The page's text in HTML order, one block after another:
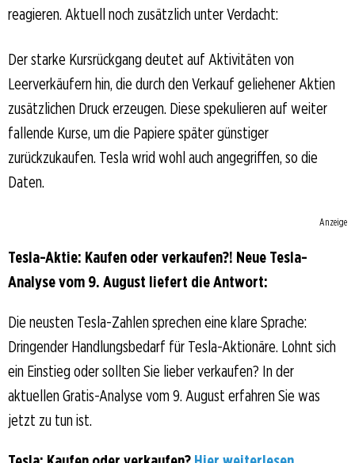
reagieren. Aktuell noch zusätzlich unter Verdacht:
Der starke Kursrückgang deutet auf Aktivitäten von
Leerverkäufern hin, die durch den Verkauf geliehener Aktien
zusätzlichen Druck erzeugen. Diese spekulieren auf weiter
fallende Kurse, um die Papiere später günstiger
zurückzukaufen. Tesla wrid wohl auch angegriffen, so die
Daten.
Anzeige
Tesla-Aktie: Kaufen oder verkaufen?! Neue Tesla-
Analyse vom 9. August liefert die Antwort:
Die neusten Tesla-Zahlen sprechen eine klare Sprache:
Dringender Handlungsbedarf für Tesla-Aktionäre. Lohnt sich
ein Einstieg oder sollten Sie lieber verkaufen? In der
aktuellen Gratis-Analyse vom 9. August erfahren Sie was
jetzt zu tun ist.